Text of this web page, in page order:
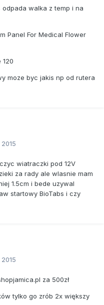
walka z temp i na
Panel For Medical Flower
moze byc jakis np od rutera
wiatraczki pod 12V
za rady ale wlasnie mam
1.5cm i bede uzywal
startowy BioTabs i czy
za 500zł
tylko go zrób 2x większy